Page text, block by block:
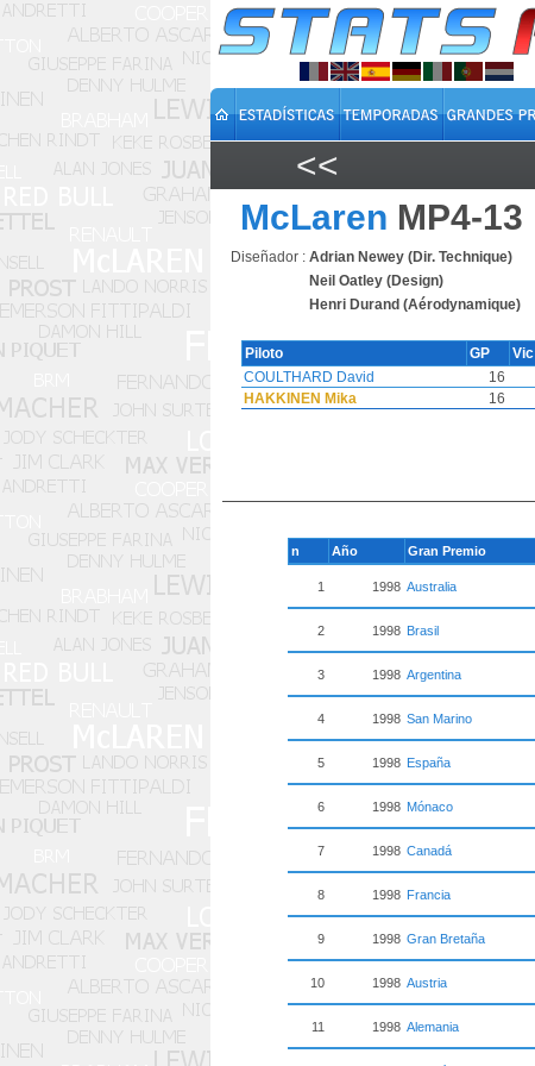
<<
McLaren MP4-13
Diseñador : Adrian Newey (Dir. Technique)
Neil Oatley (Design)
Henri Durand (Aérodynamique)
Piloto GP Vic
COULTHARD David
16
HAKKINEN Mika
16
n Año Gran Premio
1 1998 Australia
2 1998 Brasil
3 1998 Argentina
4 1998 San Marino
5 1998 España
6 1998 Mónaco
7 1998 Canadá
8 1998 Francia
9 1998 Gran Bretaña
10 1998 Austria
11 1998 Alemania